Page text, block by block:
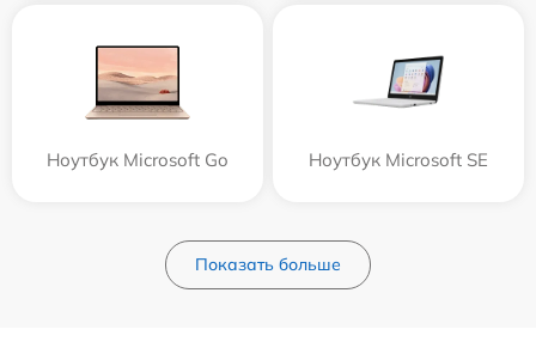
Ноутбук Microsoft Go Ноутбук Microsoft SE
Показать больше